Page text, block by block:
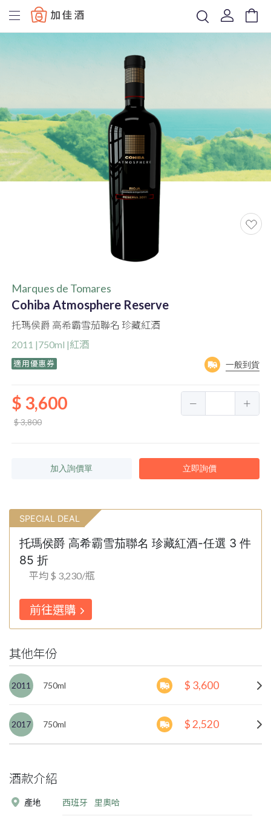
Baccus
Marques de Tomares
Cohiba Atmosphere Reserve
托瑪侯爵 高希霸雪茄聯名 珍藏紅酒
2011 |750ml |紅酒
適用優惠券 一般到貨
$ 3,600
$ 3,800
加入詢價單 立即詢價
SPECIAL DEAL
托瑪侯爵 高希霸雪茄聯名 珍藏紅酒-任選 3 件
85 折
平均 $ 3,230/瓶
前往選購
其他年份
2011 750ml $ 3,600
2017 750ml $ 2,520
酒款介紹
產地 西班牙 里奧哈